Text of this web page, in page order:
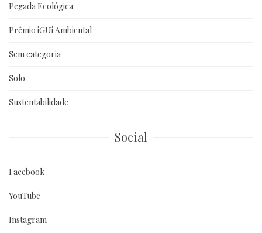
Pegada Ecológica
Prêmio iGUi Ambiental
Sem categoria
Solo
Sustentabilidade
Social
Facebook
YouTube
Instagram